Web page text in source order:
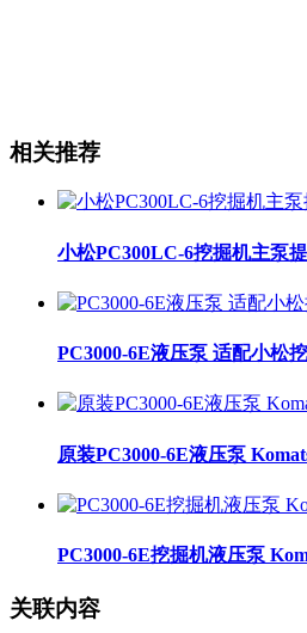
相关推荐
小松PC300LC-6挖掘机主泵
PC3000-6E液压泵 适配小松
原装PC3000-6E液压泵
PC3000-6E挖掘机液压泵
关联内容